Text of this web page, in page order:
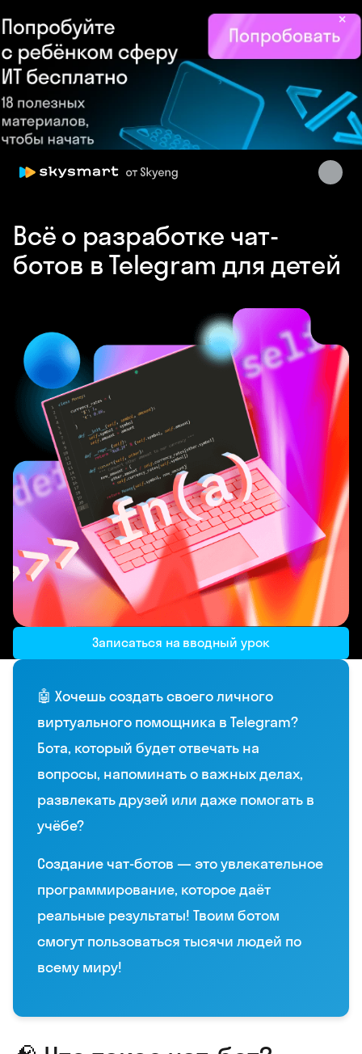
×
Всё о разработке чат-
ботов в Telegram для детей
Записаться на вводный урок
🤖 Хочешь создать своего личного
виртуального помощника в Telegram?
Бота, который будет отвечать на
вопросы, напоминать о важных делах,
развлекать друзей или даже помогать в
учёбе?
Создание чат-ботов — это увлекательное
программирование, которое даёт
реальные результаты! Твоим ботом
смогут пользоваться тысячи людей по
всему миру!